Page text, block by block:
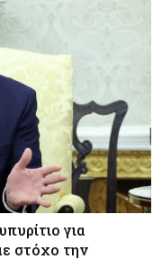
για
στόχο την